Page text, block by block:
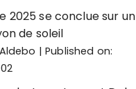
2025 se conclue sur un
de soleil
Aldebo
Published on: